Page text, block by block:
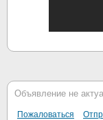
Объявление не
Пожаловаться